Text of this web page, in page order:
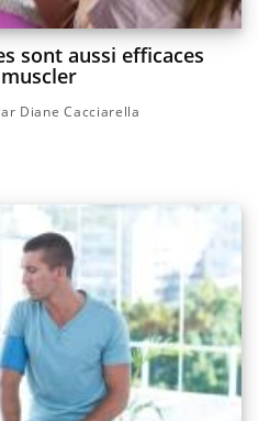
sont aussi efficaces
Diane Cacciarella